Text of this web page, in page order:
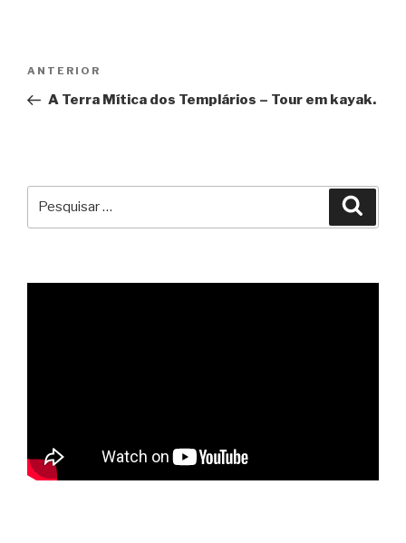
artigos
Conteúdo
anterior
ANTERIOR
A Terra Mítica dos Templários – Tour em kayak.